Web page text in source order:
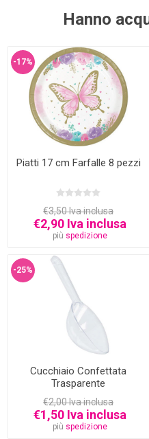
Hanno
-17%
Piatti 17 cm Farfalle 8 pezzi
€3,50 Iva inclusa
€2,90 Iva inclusa
più spedizione
-25%
Cucchiaio Confettata
Trasparente
€2,00 Iva inclusa
€1,50 Iva inclusa
più spedizione